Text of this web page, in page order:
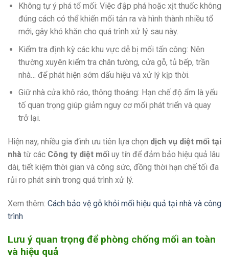
Không tự ý phá tổ mối: Việc đập phá hoặc xịt thuốc không
đúng cách có thể khiến mối tản ra và hình thành nhiều tổ
mới, gây khó khăn cho quá trình xử lý sau này.
Kiểm tra định kỳ các khu vực dễ bị mối tấn công: Nên
thường xuyên kiểm tra chân tường, cửa gỗ, tủ bếp, trần
nhà… để phát hiện sớm dấu hiệu và xử lý kịp thời.
Giữ nhà cửa khô ráo, thông thoáng: Hạn chế độ ẩm là yếu
tố quan trọng giúp giảm nguy cơ mối phát triển và quay
trở lại.
Hiện nay, nhiều gia đình ưu tiên lựa chọn dịch vụ diệt mối tại
nhà từ các Công ty diệt mối uy tín để đảm bảo hiệu quả lâu
dài, tiết kiệm thời gian và công sức, đồng thời hạn chế tối đa
rủi ro phát sinh trong quá trình xử lý.
Xem thêm: Cách bảo vệ gỗ khỏi mối hiệu quả tại nhà và công
trình
Lưu ý quan trọng để phòng chống mối an toàn
và hiệu quả